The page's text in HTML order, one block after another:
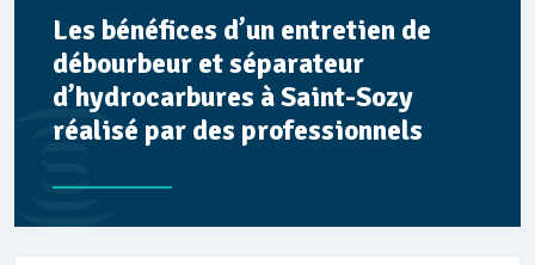
Les bénéfices d’un entretien de
débourbeur et séparateur
d’hydrocarbures à Saint-Sozy
réalisé par des professionnels